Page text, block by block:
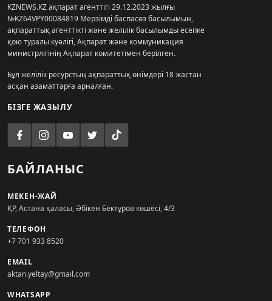
KZNEWS.KZ ақпарат агенттігі 29.12.2023 жылғы
№KZ64VPY00084819 Мерзімді баспасөз басылымын,
ақпараттық агенттікті және желілік басылымды есепке
қою туралы куәлігі, Ақпарат және коммуникация
министрлігінің Ақпарат комитетімен берілген.
Бұл желілік ресурстың ақпараттық өнімдері 18 жастан
асқан азаматтарға арналған.
БІЗГЕ ЖАЗЫЛУ
БАЙЛАНЫС
МЕКЕН-ЖАЙ
ҚР, Астана қаласы, Әбікен Бектұров көшесі, 4/3
ТЕЛЕФОН
+7 701 933 8520
EMAIL
aktan.yeltay@gmail.com
WHATSAPP